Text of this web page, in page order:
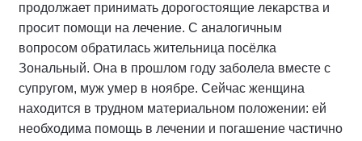
продолжает принимать дорогостоящие лекарства и
просит помощи на лечение. С аналогичным
вопросом обратилась жительница посёлка
Зональный. Она в прошлом году заболела вместе с
супругом, муж умер в ноябре. Сейчас женщина
находится в трудном материальном положении: ей
необходима помощь в лечении и погашение частично